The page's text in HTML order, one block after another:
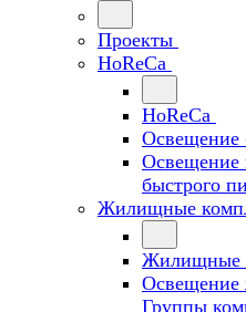
Проекты
HoReCa
HoReCa
Освещение
Освещение
быстрого
Жилищные
Жилищные
Освещение
Группы